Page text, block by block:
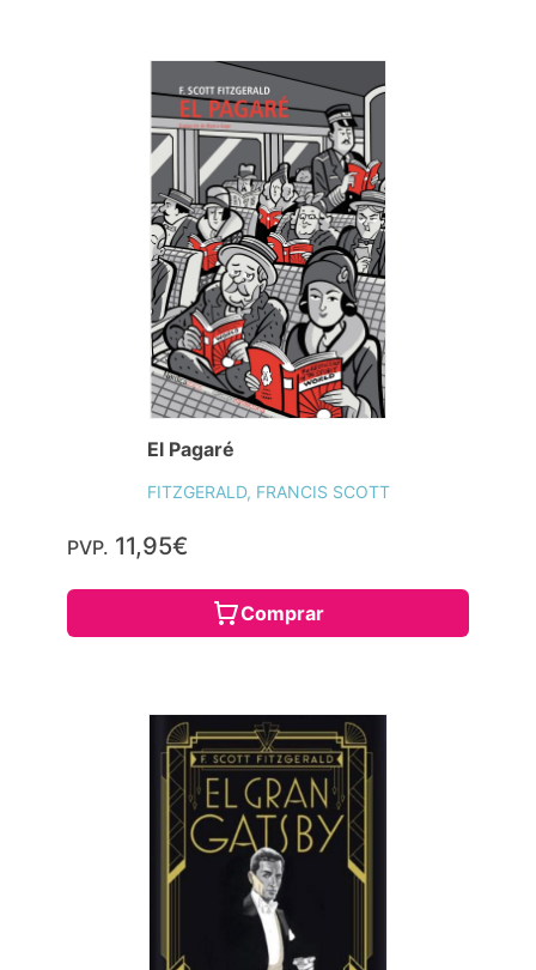
El Pagaré
FITZGERALD, FRANCIS SCOTT
PVP. 11,95€
Comprar